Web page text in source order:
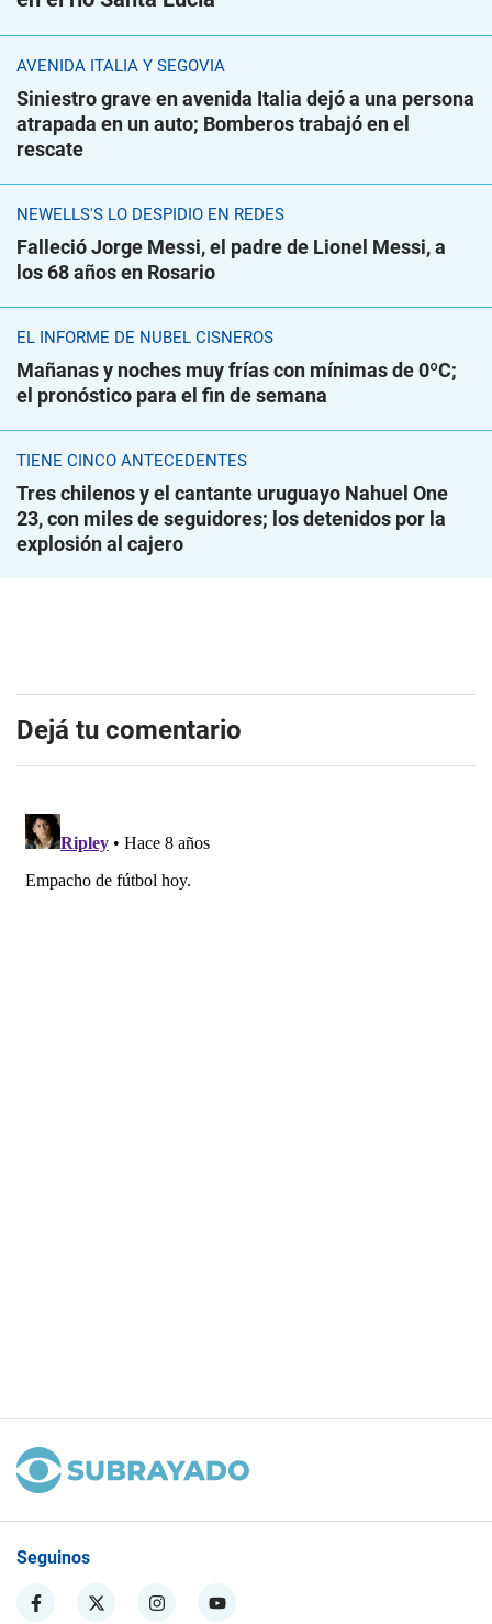
AVENIDA ITALIA Y SEGOVIA
Siniestro grave en avenida Italia dejó a una persona
atrapada en un auto; Bomberos trabajó en el
rescate
NEWELLS'S LO DESPIDIÓ EN REDES
Falleció Jorge Messi, el padre de Lionel Messi, a
los 68 años en Rosario
EL INFORME DE NUBEL CISNEROS
Mañanas y noches muy frías con mínimas de 0ºC;
el pronóstico para el fin de semana
TIENE CINCO ANTECEDENTES
Tres chilenos y el cantante uruguayo Nahuel One
23, con miles de seguidores; los detenidos por la
explosión al cajero
Dejá tu comentario
Seguinos